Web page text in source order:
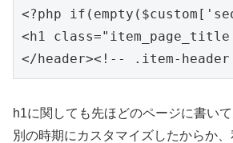
<?php
<h1
h1に関しても先ほどのページに書いて
別の時期にカスタマイズしたからか